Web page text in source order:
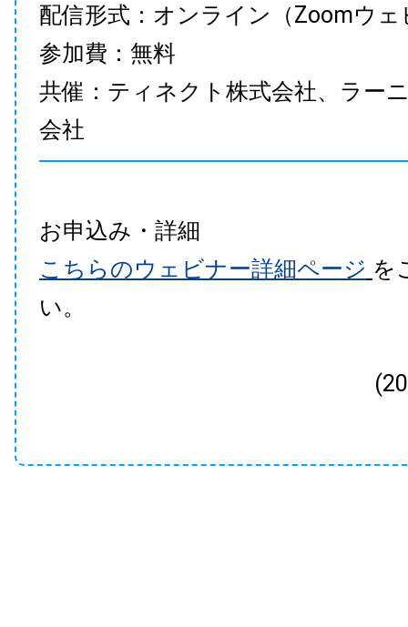
配信形式：オンライン（Zoomウェ
参加費：無料
共催：ティネクト株式会社、ラー
会社
お申込み・詳細
こちらのウェビナー詳細ページ を
い。